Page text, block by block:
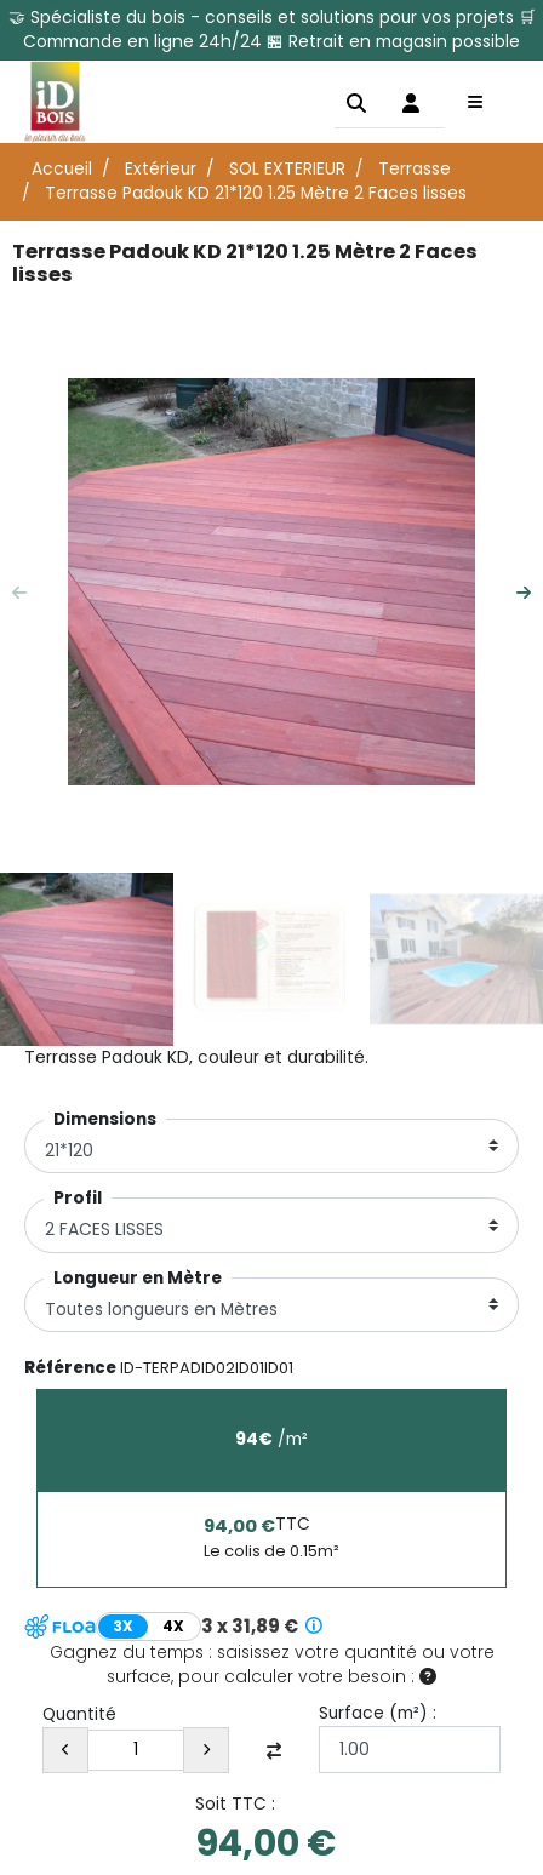
🤝 Spécialiste du bois - conseils et solutions pour vos projets 🛒
Commande en ligne 24h/24 🏪 Retrait en magasin possible
Accueil Extérieur SOL EXTERIEUR
Terrasse
Terrasse Padouk KD 21*120 1.25 Mètre 2 Faces lisses
Terrasse Padouk KD 21*120 1.25 Mètre 2 Faces
lisses
Précédent
Terrasse Padouk KD, couleur et durabilité.
Dimensionsㅤㅤㅤㅤㅤㅤ
Profil
Longueur en Mètre
RéférenceID-TERPADID02ID01ID01
94€ /m²
94,00 €TTC
Le colis de 0.15m²
3X 4X 3 x 31,89 €
Gagnez du temps : saisissez votre quantité ou votre
surface, pour calculer votre besoin :
Quantité
Surface (m²) :
Soit TTC :
94,00 €